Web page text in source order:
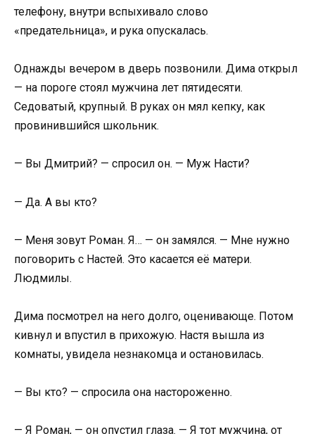
телефону, внутри вспыхивало слово
«предательница», и рука опускалась.
Однажды вечером в дверь позвонили. Дима открыл
— на пороге стоял мужчина лет пятидесяти.
Седоватый, крупный. В руках он мял кепку, как
провинившийся школьник.
— Вы Дмитрий? — спросил он. — Муж Насти?
— Да. А вы кто?
— Меня зовут Роман. Я… — он замялся. — Мне нужно
поговорить с Настей. Это касается её матери.
Людмилы.
Дима посмотрел на него долго, оценивающе. Потом
кивнул и впустил в прихожую. Настя вышла из
комнаты, увидела незнакомца и остановилась.
— Вы кто? — спросила она настороженно.
— Я Роман, — он опустил глаза. — Я тот мужчина, от